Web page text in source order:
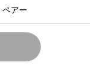
ペアー